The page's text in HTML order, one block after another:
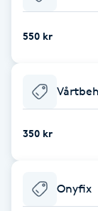
Balayage
Barnklippning
550 kr
350 kr
Onyfix